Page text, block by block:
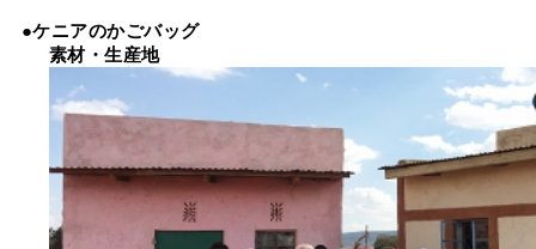
●ケニアのかごバッグ
素材・生産地